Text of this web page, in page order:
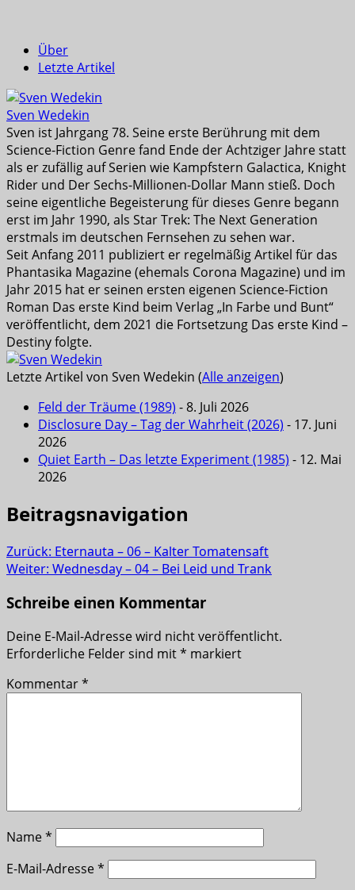
Über
Letzte Artikel
Sven Wedekin
Sven ist Jahrgang 78. Seine erste Berührung mit dem
Science-Fiction Genre fand Ende der Achtziger Jahre statt
als er zufällig auf Serien wie Kampfstern Galactica, Knight
Rider und Der Sechs-Millionen-Dollar Mann stieß. Doch
seine eigentliche Begeisterung für dieses Genre begann
erst im Jahr 1990, als Star Trek: The Next Generation
erstmals im deutschen Fernsehen zu sehen war.
Seit Anfang 2011 publiziert er regelmäßig Artikel für das
Phantasika Magazine (ehemals Corona Magazine) und im
Jahr 2015 hat er seinen ersten eigenen Science-Fiction
Roman Das erste Kind beim Verlag „In Farbe und Bunt“
veröffentlicht, dem 2021 die Fortsetzung Das erste Kind –
Destiny folgte.
Letzte Artikel von Sven Wedekin (Alle anzeigen)
Feld der Träume (1989) - 8. Juli 2026
Disclosure Day – Tag der Wahrheit (2026) - 17. Juni
2026
Quiet Earth – Das letzte Experiment (1985) - 12. Mai
2026
Beitragsnavigation
Zurück: Eternauta – 06 – Kalter Tomatensaft
Weiter: Wednesday – 04 – Bei Leid und Trank
Schreibe einen Kommentar
Deine E-Mail-Adresse wird nicht veröffentlicht.
Erforderliche Felder sind mit* markiert
Kommentar*
Name*
E-Mail-Adresse*